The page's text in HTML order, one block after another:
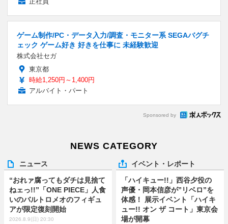
ゲーム制作/PC・データ入力/調査・モニター系 SEGAバグチ
ェック ゲーム好き 好きを仕事に 未経験歓迎
株式会社セガ
東京都
時給1,250円～1,400円
アルバイト・パート
Sponsored by
NEWS CATEGORY
ニュース
“おれァ腐ってもダチは見捨て
ねェっ!!”「ONE PIECE」人食
いのバルトロメオのフィギュ
アが限定復刻開始
2026.8.9(日) 20:30
イベント・レポート
「ハイキュー!!」西谷夕役の
声優・岡本信彦が”リベロ”を
体感！ 展示イベント「ハイキ
ュー!! オン ザ コート」東京会
場が開幕